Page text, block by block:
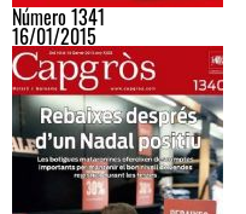
Número 1341
16/01/2015